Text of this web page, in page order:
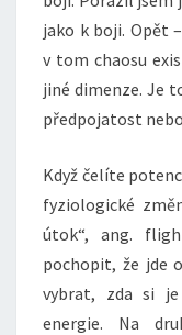
jako k boji. Opět
v tom chaosu
jiné dimenze. Je
předpojatost
Když čelíte
fyziologické
útok“, ang.
pochopit, že jde
vybrat, zda si
energie. Na